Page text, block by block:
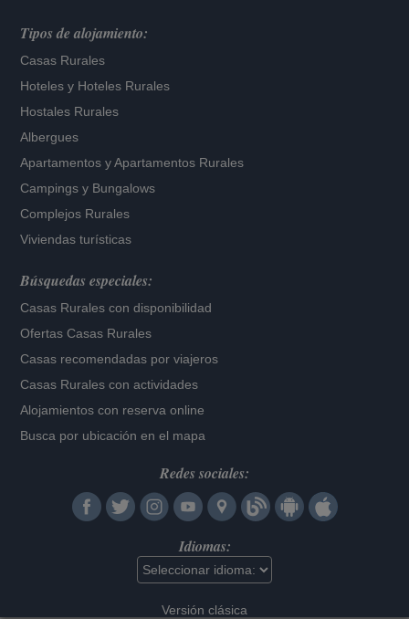
Tipos de alojamiento:
Casas Rurales
Hoteles y Hoteles Rurales
Hostales Rurales
Albergues
Apartamentos yApartamentos Rurales
Campings y Bungalows
Complejos Rurales
Viviendas turísticas
Búsquedas especiales:
Casas Rurales con disponibilidad
Ofertas Casas Rurales
Casas recomendadas por viajeros
Casas Rurales con actividades
Alojamientos con reserva online
Busca por ubicación en el mapa
Redes sociales:
Idiomas:
Versión clásica